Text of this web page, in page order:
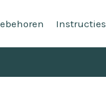
Instructies